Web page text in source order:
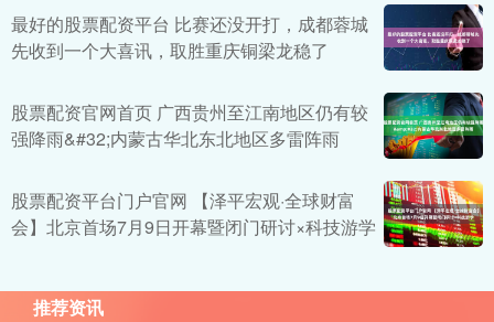
最好的股票配资平台 比赛还没开打，成都蓉城
先收到一个大喜讯，取胜重庆铜梁龙稳了
股票配资官网首页 广西贵州至江南地区仍有较
强降雨&#32;内蒙古华北东北地区多雷阵雨
股票配资平台门户官网 【泽平宏观·全球财富
会】北京首场7月9日开幕暨闭门研讨×科技游学
推荐资讯